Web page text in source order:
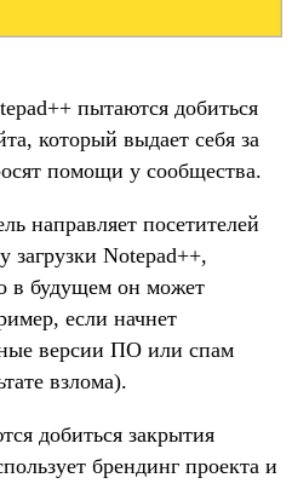
пытаются добиться
который выдает себя за
помощи у сообщества.
направляет посетителей
Notepad++,
в будущем он может
если начнет
версии ПО или спам
взлома).
добиться закрытия
брендинг проекта и